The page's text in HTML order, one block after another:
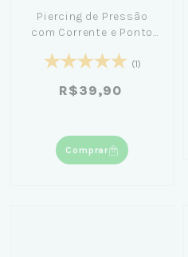
Piercing de Pressão
com Corrente e Ponto
Banhado Ouro 18k
(1)
R$39,90
Comprar